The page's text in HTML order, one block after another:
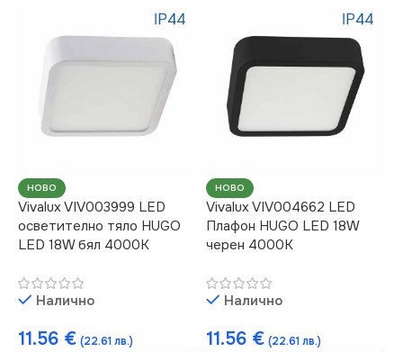
НОВО
Vivalux VIV003999 LED
осветително тяло HUGO
LED 18W бял 4000K
Налично
11.56 € (22.61 лв.)
НОВО
Vivalux VIV004662 LED
Плафон HUGO LED 18W
черен 4000K
Налично
11.56 € (22.61 лв.)